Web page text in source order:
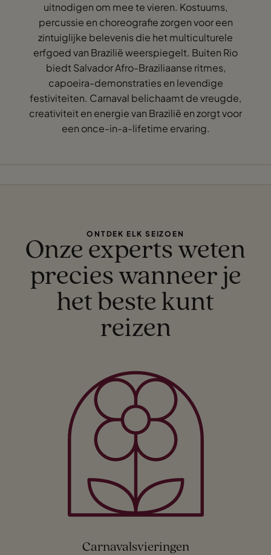
uitnodigen om mee te vieren. Kostuums,
percussie en choreografie zorgen voor een
zintuiglijke belevenis die het multiculturele
erfgoed van Brazilië weerspiegelt. Buiten Rio
biedt Salvador Afro-Braziliaanse ritmes,
capoeira-demonstraties en levendige
festiviteiten. Carnaval belichaamt de vreugde,
creativiteit en energie van Brazilië en zorgt voor
een once-in-a-lifetime ervaring.
ONTDEK ELK SEIZOEN
Onze experts weten
precies wanneer je
het beste kunt
reizen
Carnavalsvieringen